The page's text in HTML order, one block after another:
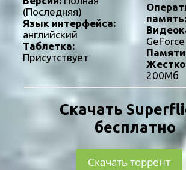
(Последняя)
Язык интерфейса:
английский
Таблетка:
Присутствует
память:
Памяти
200Мб
Скачать
бесплатно
Скачать торрент